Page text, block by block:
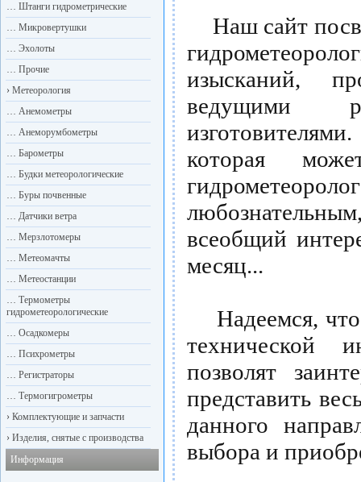
Наш сайт
изысканий,
ведущими
которая
всеобщий
месяц...
Надеемся, что
технической
позволят
представить
данного
выбора и
… Штанги гидрометрические
… Микровертушки
… Эхолоты
… Прочие
› Метеорология
… Анемометры
… Анеморумбометры
… Барометры
… Будки метеорологические
… Буры почвенные
… Датчики ветра
… Мерзлотомеры
… Метеомачты
… Метеостанции
… Термометры
гидрометеорологические
… Осадкомеры
… Психрометры
… Регистраторы
… Термогигрометры
› Комплектующие и запчасти
› Изделия, снятые с производства
Информация